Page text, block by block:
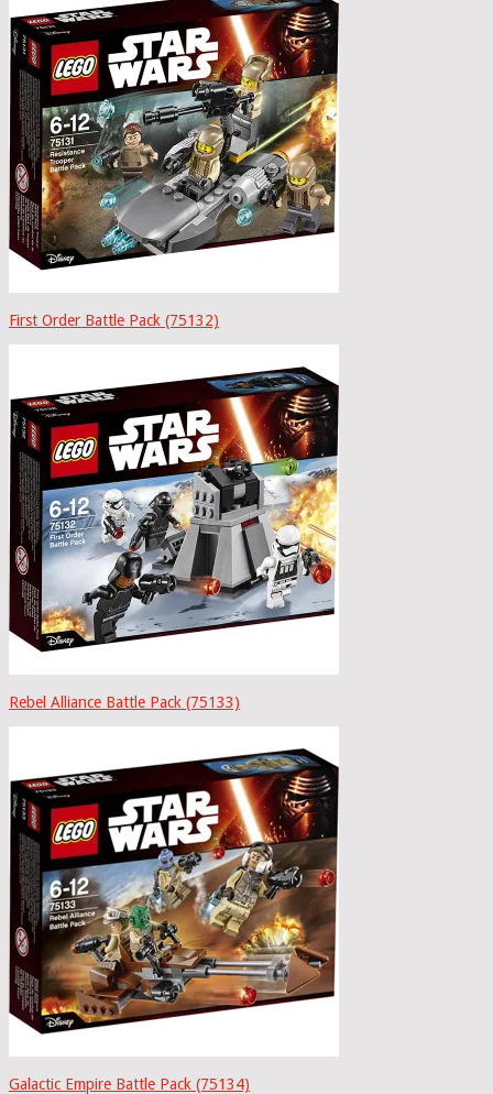
First Order Battle Pack (75132)
Rebel Alliance Battle Pack (75133)
Galactic Empire Battle Pack (75134)